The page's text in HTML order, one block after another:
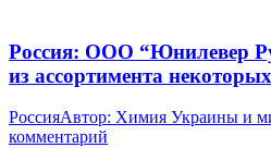
Россия: ООО “Юнилевер
из ассортимента
РоссияАвтор: Химия Украины и
комментарий